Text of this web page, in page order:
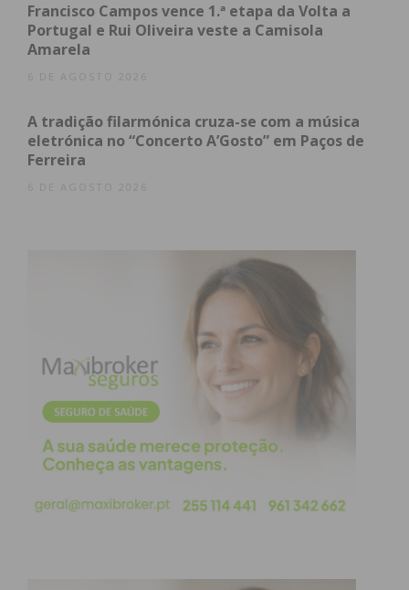
envolve a comunidade local, contando com uma
equipa de voluntários da região no apoio logístico
Índice
Um festival que extravasa o palco
As seis produções selecionadas dividem-se entre o
Grande e o Pequeno Auditório do CCP. No entanto,
o espírito de partilha do festival estende-se à
Paredes Arena. Este espaço foi transformado no
ponto de encontro oficial dos participantes,
albergando a zona de refeições e uma área de lazer
equipada com lounge, matraquilhos e mesas de
ping-pong. É também ali que, na noite de sábado,
se realiza a festa oficial do festival, com a animação
Francisco Campos vence 1.ª etapa da Volta a
Portugal e Rui Oliveira veste a Camisola
Amarela
6 DE AGOSTO 2026
A tradição filarmónica cruza-se com a música
eletrónica no “Concerto A’Gosto” em Paços de
Ferreira
6 DE AGOSTO 2026